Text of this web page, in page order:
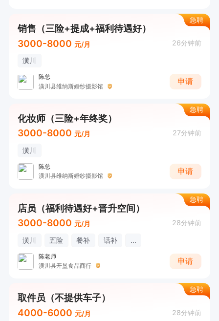
急聘
销售（三险+提成+福利待遇好）
3000-8000 元/月 26分钟前
潢川
陈总
潢川县维纳斯婚纱摄影馆
申请
急聘
化妆师（三险+年终奖）
3000-8000 元/月 27分钟前
潢川
陈总
潢川县维纳斯婚纱摄影馆
申请
急聘
店员（福利待遇好+晋升空间）
3000-8000 元/月 28分钟前
潢川 五险 餐补 话补 ...
陈老师
潢川县开垦食品商行
申请
急聘
取件员（不提供车子）
4000-6000 元/月 28分钟前